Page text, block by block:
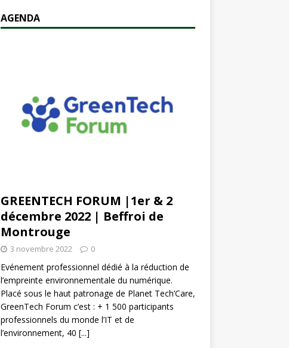
AGENDA
GREENTECH FORUM |1er & 2
décembre 2022 | Beffroi de
Montrouge
3 novembre 2022 0
Evénement professionnel dédié à la réduction de
l’empreinte environnementale du numérique.
Placé sous le haut patronage de Planet Tech’Care,
GreenTech Forum c’est : + 1 500 participants
professionnels du monde l’IT et de
l’environnement, 40 [...]